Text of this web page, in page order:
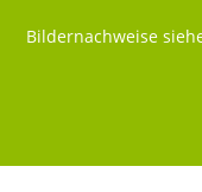
Bildernachweise